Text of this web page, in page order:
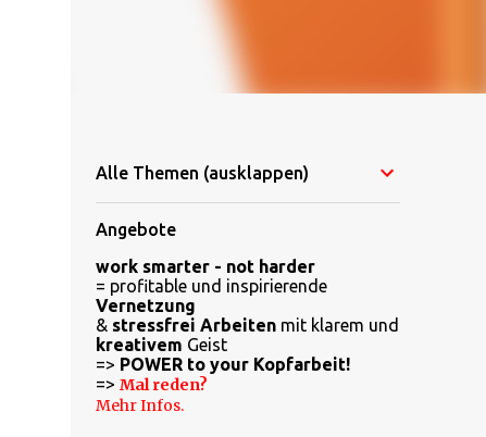
Alle Themen (ausklappen)
Angebote
work smarter - not harder
= profitable und inspirierende
Vernetzung
& stressfrei Arbeitenmit klarem und
kreativem Geist
=> POWER to your Kopfarbeit!
=> Mal reden?
Mehr Infos.